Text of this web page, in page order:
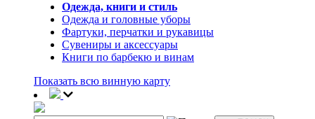
Одежда, книги и стиль
Одежда и головные уборы
Фартуки, перчатки и рукавицы
Сувениры и аксессуары
Книги по барбекю и винам
Показать всю винную карту